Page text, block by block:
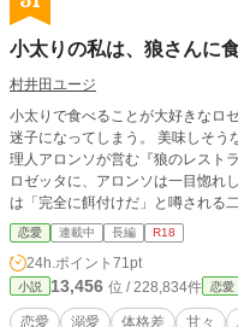
小太りの私は、狼さんに
村井田ユージ
小太りで食べることが大好きなロ
迷子になってしまう。 美味しそうな匂いに誘われて辿り着いたのは、強面の料
理人アロンソが営む『狼のレストラン』。 彼の料理を世界一幸せ
ロゼッタに、アロンソは一目惚れしてしまう。 毎日ご飯を
は「完全に餌付けだ」と噂される二人。 けれどロゼッタは、自分は
釣り合わないと思い込み、ダイエットを始め
と優しい狼さんが紡ぐ、甘くて少
恋愛 連載中 長編 R18
24h.ポイント 71pt
小説 13,456 位 / 228,834件 恋愛
恋愛 溺愛 体格差 甘々